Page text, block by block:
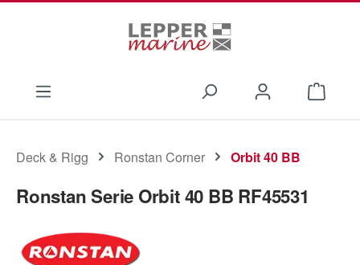
Deck & Rigg Ronstan Corner Orbit 40 BB
Ronstan Serie Orbit 40 BB RF45531